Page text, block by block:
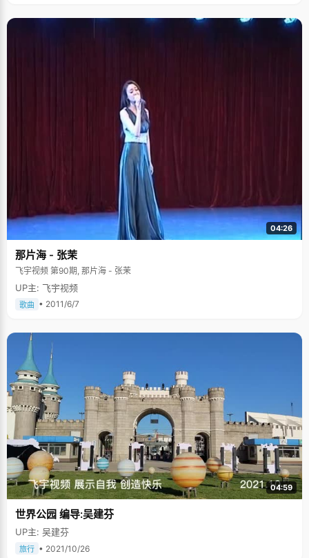
04:26
那片海 - 张茉
飞宇视频 第90期, 那片海 - 张茉
UP主: 飞宇视频
歌曲 • 2011/6/7
04:59
世界公园 编导:吴建芬
UP主: 吴建芬
旅行 • 2021/10/26